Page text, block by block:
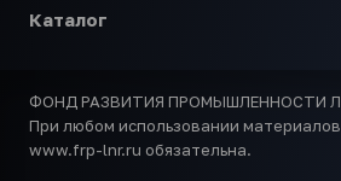
Каталог
ФОНД РАЗВИТИЯ ПРОМЫШЛЕННОСТИ
При любом использовании
www.frp-lnr.ru обязательна.